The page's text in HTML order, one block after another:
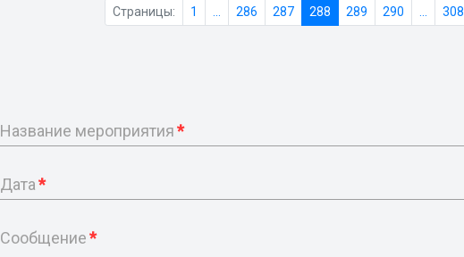
Страницы: 1 286 287 288 289 290 308
Название мероприятия*
Дата*
Сообщение*